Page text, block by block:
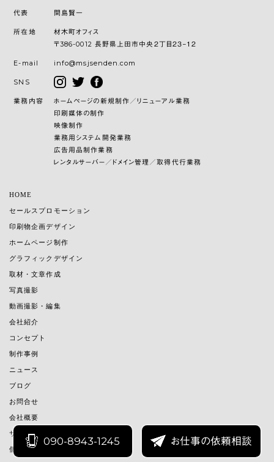
代表 間島賢一
所在地
材木町オフィス
〒386-0012 長野県上田市中央２丁目２３−１２
E-mail info@msjsenden.com
SNS
業務内容
ホームページの新規制作／リニューアル業務
印刷媒体の制作
映像制作
業務用システム開発業務
広告用品制作業務
レンタルサーバー／ドメイン管理／取得代行業務
HOME
セールスプロモーション
印刷物企画デザイン
ホームページ制作
グラフィックデザイン
取材・文章作成
写真撮影
動画撮影・編集
会社紹介
コンセプト
制作事例
ニュース
ブログ
お問合せ
会社概要
サイトマップ
個人情報の取り扱いについて
090-8943-1245 お仕事の依頼相談